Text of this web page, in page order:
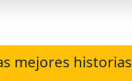
mejores historias